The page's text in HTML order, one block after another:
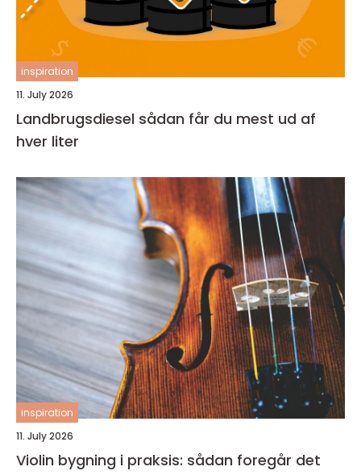
inspiration
11. July 2026
Landbrugsdiesel sådan får du mest ud af
hver liter
inspiration
11. July 2026
Violin bygning i praksis: sådan foregår det